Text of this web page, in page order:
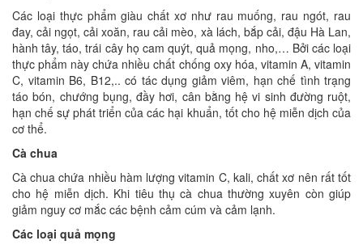
Các loại thực phẩm giàu chất xơ như rau muống, rau ngót, rau
đay, cải ngọt, cải xoăn, rau cải mèo, xà lách, bắp cải, đậu Hà Lan,
hành tây, táo, trái cây họ cam quýt, quả mọng, nho,… Bởi các loại
thực phẩm này chứa nhiều chất chống oxy hóa, vitamin A, vitamin
C, vitamin B6, B12,.. có tác dụng giảm viêm, hạn chế tình trạng
táo bón, chướng bụng, đầy hơi, cân bằng hệ vi sinh đường ruột,
hạn chế sự phát triển của các hại khuẩn, tốt cho hệ miễn dịch của
cơ thể.
Cà chua
Cà chua chứa nhiều hàm lượng vitamin C, kali, chất xơ nên rất tốt
cho hệ miễn dịch. Khi tiêu thụ cà chua thường xuyên còn giúp
giảm nguy cơ mắc các bệnh cảm cúm và cảm lạnh.
Các loại quả mọng